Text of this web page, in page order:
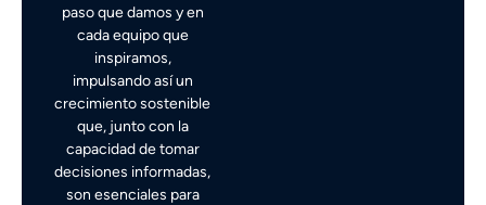
paso que damos y en
cada equipo que
inspiramos,
impulsando así un
crecimiento sostenible
que, junto con la
capacidad de tomar
decisiones informadas,
son esenciales para